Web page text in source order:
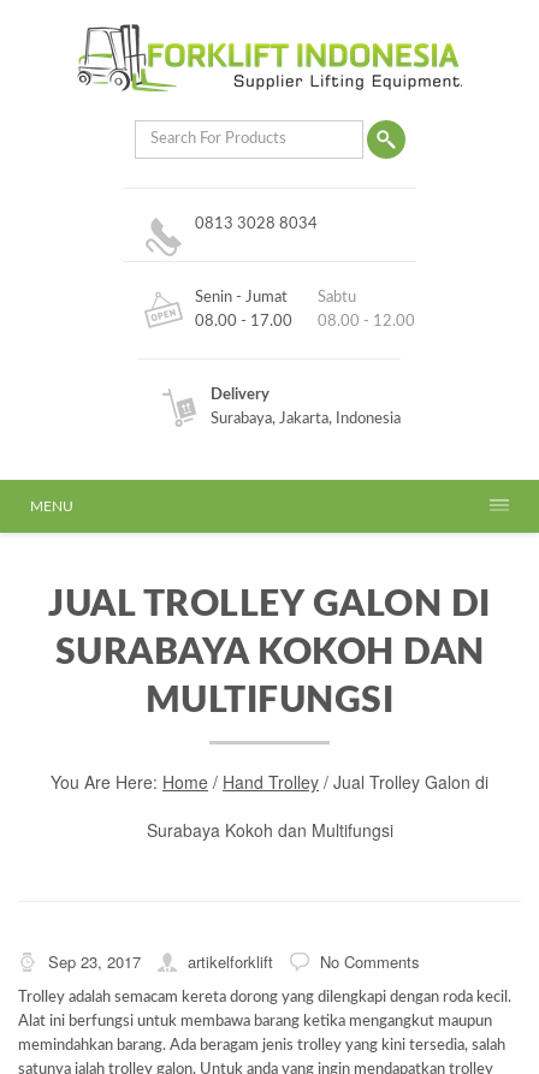
0813 3028 8034
Senin - Jumat
08.00 - 17.00
Sabtu
08.00 - 12.00
Delivery
Surabaya, Jakarta, Indonesia
MENU
JUAL TROLLEY GALON DI
SURABAYA KOKOH DAN
MULTIFUNGSI
You Are Here: Home / Hand Trolley / Jual Trolley Galon di
Surabaya Kokoh dan Multifungsi
Sep 23, 2017 artikelforklift No Comments
Trolley adalah semacam kereta dorong yang dilengkapi dengan roda kecil.
Alat ini berfungsi untuk membawa barang ketika mengangkut maupun
memindahkan barang. Ada beragam jenis trolley yang kini tersedia, salah
satunya ialah trolley galon. Untuk anda yang ingin mendapatkan trolley